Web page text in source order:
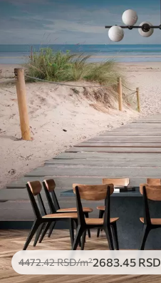
4472.42RSD/m²2683.45 RSD